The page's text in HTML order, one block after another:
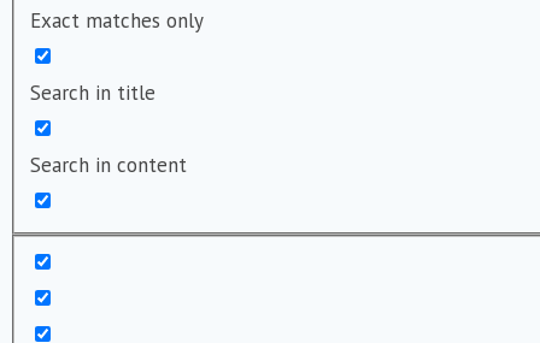
Exact matches only
Search in title
Search in content